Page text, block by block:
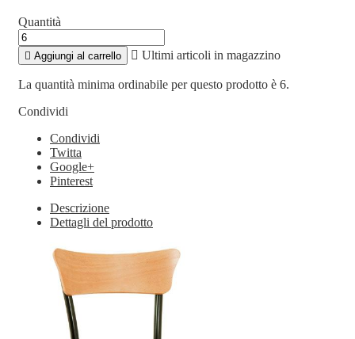
Quantità
 Aggiungi al carrello  Ultimi articoli in magazzino
La quantità minima ordinabile per questo prodotto è 6.
Condividi
Condividi
Twitta
Google+
Pinterest
Descrizione
Dettagli del prodotto